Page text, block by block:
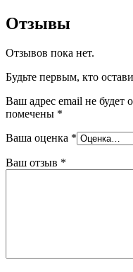
Отзывы
Отзывов пока нет.
Будьте первым, кто
Ваш адрес email не будет
помечены *
Ваша оценка *
Ваш отзыв *